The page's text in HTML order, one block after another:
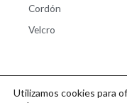
Cordón
Velcro
Utilizamos cookies para